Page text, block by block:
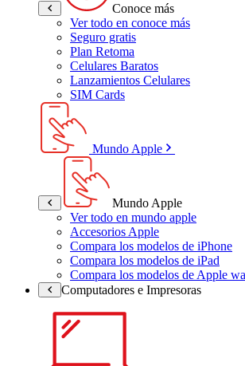
Conoce más
Ver todo en conoce más
Seguro gratis
Plan Retoma
Celulares Baratos
Lanzamientos Celulares
SIM Cards
Mundo Apple
Mundo Apple
Ver todo en mundo apple
Accesorios Apple
Compara los modelos de iPhone
Compara los modelos de iPad
Compara los modelos de Apple
Computadores e Impresoras